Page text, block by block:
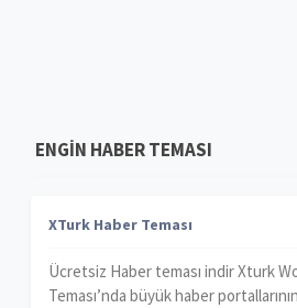
ENGIN HABER TEMASI
XTurk Haber Teması
Ücretsiz Haber teması indir Xturk
Teması’nda büyük haber